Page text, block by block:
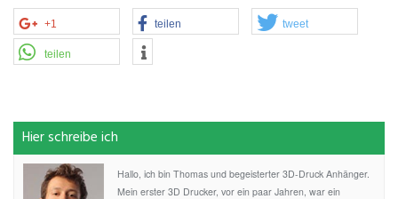
+1 teilen tweet
teilen
Hier schreibe ich
Hallo, ich bin Thomas und begeisterter 3D-Druck Anhänger.
Mein erster 3D Drucker, vor ein paar Jahren, war ein